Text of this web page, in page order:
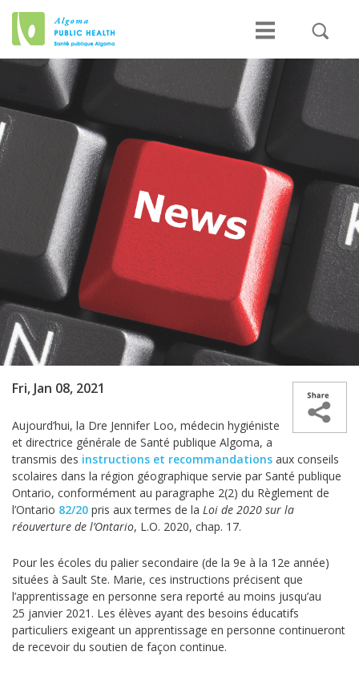
Fri, Jan 08, 2021
Aujourd’hui, la Dre Jennifer Loo, médecin hygiéniste
et directrice générale de Santé publique Algoma, a
transmis des instructions et recommandations aux conseils
scolaires dans la région géographique servie par Santé publique
Ontario, conformément au paragraphe 2(2) du Règlement de
l’Ontario 82/20 pris aux termes de la Loi de 2020 sur la
réouverture de l’Ontario, L.O. 2020, chap. 17.
Pour les écoles du palier secondaire (de la 9e à la 12e année)
situées à Sault Ste. Marie, ces instructions précisent que
l’apprentissage en personne sera reporté au moins jusqu’au
25 janvier 2021. Les élèves ayant des besoins éducatifs
particuliers exigeant un apprentissage en personne continueront
de recevoir du soutien de façon continue.